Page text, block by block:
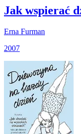
Jak wspierać
Erna Furman
2007